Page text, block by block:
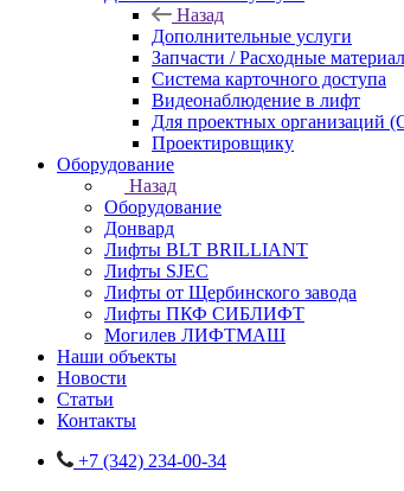
Назад
Дополнительные услуги
Запчасти / Расходные
Система карточного доступа
Видеонаблюдение в лифт
Для проектных организаций
Проектировщику
Оборудование
Назад
Оборудование
Донвард
Лифты BLT BRILLIANT
Лифты SJEC
Лифты от Щербинского завода
Лифты ПКФ СИБЛИФТ
Могилев ЛИФТМАШ
Наши объекты
Новости
Статьи
Контакты
+7 (342) 234-00-34